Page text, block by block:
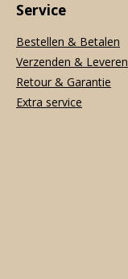
Service
Bestellen & Betalen
Verzenden & Leveren
Retour & Garantie
Extra service